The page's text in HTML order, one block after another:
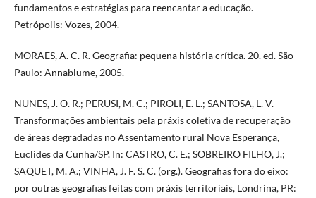
fundamentos e estratégias para reencantar a educação.
Petrópolis: Vozes, 2004.
MORAES, A. C. R. Geografia: pequena história crítica. 20. ed. São
Paulo: Annablume, 2005.
NUNES, J. O. R.; PERUSI, M. C.; PIROLI, E. L.; SANTOSA, L. V.
Transformações ambientais pela práxis coletiva de recuperação
de áreas degradadas no Assentamento rural Nova Esperança,
Euclides da Cunha/SP. In: CASTRO, C. E.; SOBREIRO FILHO, J.;
SAQUET, M. A.; VINHA, J. F. S. C. (org.). Geografias fora do eixo:
por outras geografias feitas com práxis territoriais, Londrina, PR: